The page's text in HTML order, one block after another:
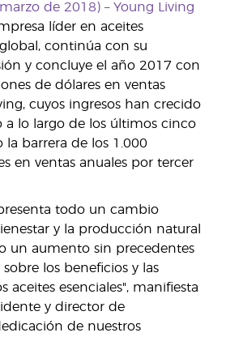
de 2018) – Young Living
líder en aceites
continúa con su
y concluye el año 2017 con
de dólares en ventas
cuyos ingresos han crecido
a lo largo de los últimos cinco
la barrera de los 1.000
en ventas anuales por tercer
todo un cambio
y la producción natural
un aumento sin precedentes
los beneficios y las
aceites esenciales", manifiesta
y director de
de nuestros